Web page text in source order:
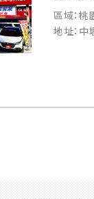
區域：桃
地址：